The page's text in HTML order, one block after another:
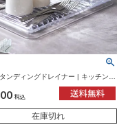
ンディングドレイナー | キッチン雑
税込
在庫切れ